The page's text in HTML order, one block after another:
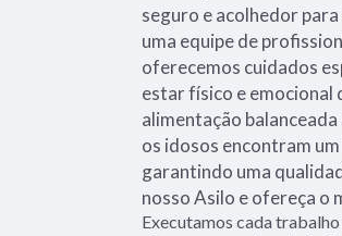
seguro e acolhedor
uma equipe de
oferecemos cuidados
estar físico e emocional
alimentação
os idosos encontram
garantindo uma
nosso Asilo e ofereça o
Executamos cada